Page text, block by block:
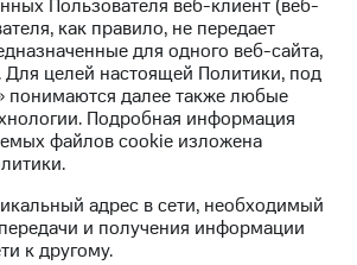
Пользователя веб-клиент (веб-
как правило, не передает
для одного веб-сайта,
Для целей настоящей Политики, под
понимаются далее также любые
Подробная информация
файлов cookie изложена
адрес в сети, необходимый
и получения информации
к другому.